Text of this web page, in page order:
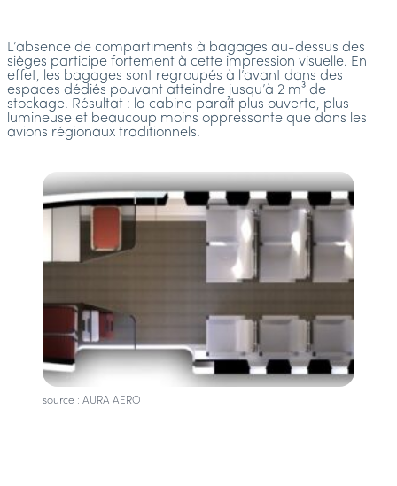
L’absence de compartiments à bagages au-dessus des
sièges participe fortement à cette impression visuelle. En
effet, les bagages sont regroupés à l’avant dans des
espaces dédiés pouvant atteindre jusqu’à 2 m³ de
stockage. Résultat : la cabine paraît plus ouverte, plus
lumineuse et beaucoup moins oppressante que dans les
avions régionaux traditionnels.
source : AURA AERO